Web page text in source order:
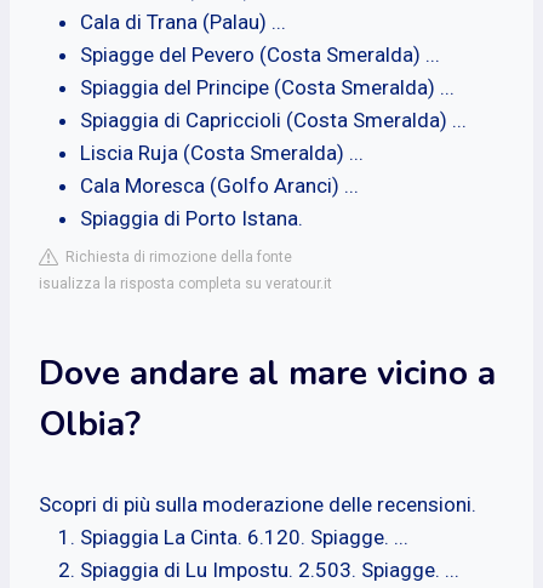
Cala di Trana (Palau) ...
Spiagge del Pevero (Costa Smeralda) ...
Spiaggia del Principe (Costa Smeralda) ...
Spiaggia di Capriccioli (Costa Smeralda) ...
Liscia Ruja (Costa Smeralda) ...
Cala Moresca (Golfo Aranci) ...
Spiaggia di Porto Istana.
Richiesta di rimozione della fonte
isualizza la risposta completa su veratour.it
Dove andare al mare vicino a
Olbia?
Scopri di più sulla moderazione delle recensioni.
Spiaggia La Cinta. 6.120. Spiagge. ...
Spiaggia di Lu Impostu. 2.503. Spiagge. ...